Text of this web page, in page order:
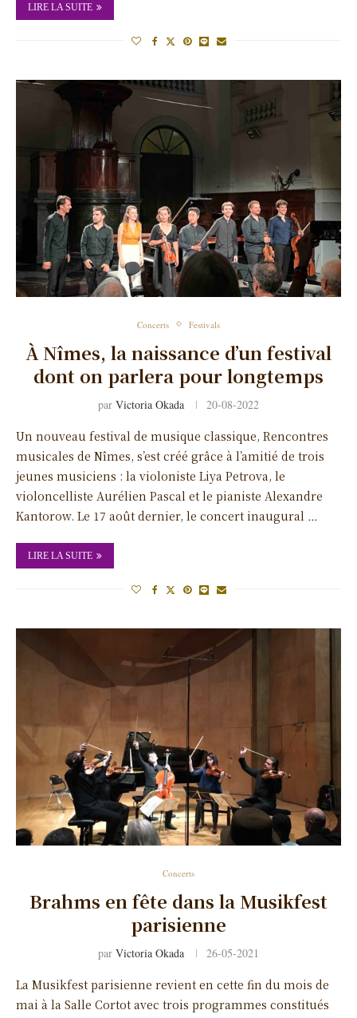
LIRE LA SUITE
Concerts Festivals
À Nîmes, la naissance d’un festival
dont on parlera pour longtemps
par Victoria Okada 20-08-2022
Un nouveau festival de musique classique, Rencontres
musicales de Nîmes, s’est créé grâce à l’amitié de trois
jeunes musiciens : la violoniste Liya Petrova, le
violoncelliste Aurélien Pascal et le pianiste Alexandre
Kantorow. Le 17 août dernier, le concert inaugural …
LIRE LA SUITE
Concerts
Brahms en fête dans la Musikfest
parisienne
par Victoria Okada 26-05-2021
La Musikfest parisienne revient en cette fin du mois de
mai à la Salle Cortot avec trois programmes constitués